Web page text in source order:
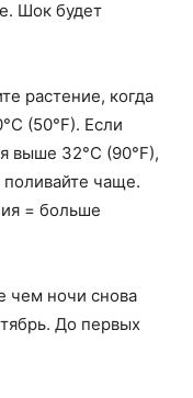
Шок будет
растение, когда
(50°F). Если
выше 32°C (90°F),
поливайте чаще.
= больше
чем ночи снова
До первых